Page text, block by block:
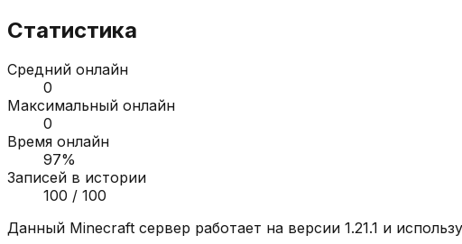
Статистика
Средний онлайн
0
Максимальный онлайн
0
Время онлайн
97%
Записей в истории
100 / 100
Данный Minecraft сервер работает на версии 1.21.1 и